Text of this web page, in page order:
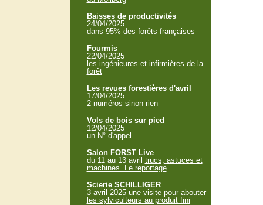
Baisses de productivités
24/04/2025
dans 95% des forêts françaises
Fourmis
22/04/2025
les ingénieures et infirmières de la
forêt
Les revues forestières d'avril
17/04/2025
2 numéros sinon rien
Vols de bois sur pied
12/04/2025
un N° d'appel
Salon FORST Live
du 11 au 13 avril trucs, astuces et
machines. Le reportage
Scierie SCHILLIGER
3 avril 2025 une visite pour abouter
les sylviculteurs au produit fini